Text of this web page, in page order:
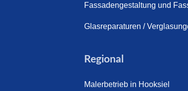
Fassadengestaltung und
Glasreparaturen /
Regional
Malerbetrieb in Hooksiel